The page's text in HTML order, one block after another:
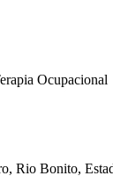
Ocupacional
Rio Bonito,